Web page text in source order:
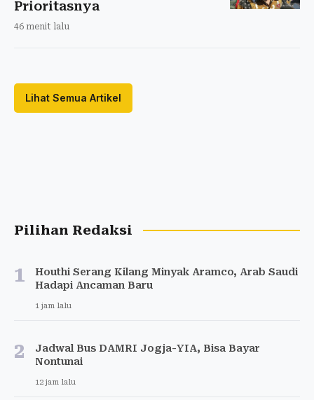
Prioritasnya
46 menit lalu
Lihat Semua Artikel
Pilihan Redaksi
1
Houthi Serang Kilang Minyak Aramco, Arab Saudi
Hadapi Ancaman Baru
1 jam lalu
2
Jadwal Bus DAMRI Jogja-YIA, Bisa Bayar
Nontunai
12 jam lalu